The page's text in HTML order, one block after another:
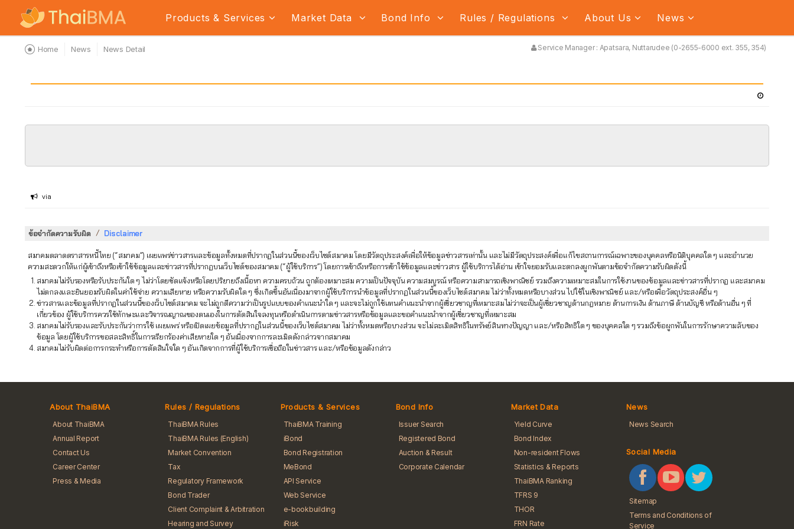
Products & Services Market Data Bond Info Rules / Regulations About Us News
Home News News Detail Service Manager : Apatsara, Nuttarudee (0-2655-6000 ext. 355, 354)
via
ข้อจำกัดความรับผิด / Disclaimer
สมาคมตลาดตราสารหนี้ไทย (“สมาคม”) เผยแพร่ข่าวสารและข้อมูลทั้งหมดที่ปรากฏในส่วนนี้ของเว็บไซต์สมาคม โดยมีวัตถุประสงค์เพื่อให้ข้อมูลข่าวสารเท่านั้น และไม่มีวัตถุประสงค์เพื่อแก้ไขสถานการณ์เฉพาะของบุคคลหรือนิติบุคคลใด ๆ และอำนวย
ความสะดวกให้แก่ผู้เข้าถึงหรือเข้าใช้ข้อมูลและข่าวสารที่ปรากฏบนเว็บไซต์ของสมาคม (“ผู้ใช้บริการ”) โดยการเข้าถึงหรือการเข้าใช้ข้อมูลและข่าวสาร ผู้ใช้บริการได้อ่าน เข้าใจยอมรับและตกลงผูกพันตามข้อจำกัดความรับผิดดังนี้
สมาคมไม่รับรองหรือรับประกันใด ๆ ไม่ว่าโดยชัดแจ้งหรือโดยปริยายถึงเนื้อหา ความครบถ้วน ถูกต้องเหมาะสม ความเป็นปัจจุบัน ความสมบูรณ์ หรือความสามารถเชิงพาณิชย์ รวมถึงความเหมาะสมในการใช้งานของข้อมูลและข่าวสารที่ปรากฏ และสมาคม
ไม่ตกลงและยินยอมรับผิดในค่าใช้จ่าย ความเสียหาย หรือความรับผิดใด ๆ ซึ่งเกิดขึ้นอันเนื่องมาจากผู้ใช้บริการนำข้อมูลที่ปรากฏในส่วนนี้ของเว็บไซต์สมาคม ไม่ว่าทั้งหมดหรือบางส่วน ไปใช้ในเชิงพาณิชย์ และ/หรือเพื่อวัตถุประสงค์อื่น ๆ
ข่าวสารและข้อมูลที่ปรากฏในส่วนนี้ของเว็บไซต์สมาคม จะไม่ถูกตีความว่าเป็นรูปแบบของคำแนะนำใด ๆ และจะไม่ถูกใช้แทนคำแนะนำจากผู้เชี่ยวชาญที่เหมาะสมไม่ว่าจะเป็นผู้เชี่ยวชาญด้านกฎหมาย ด้านการเงิน ด้านภาษี ด้านบัญชี หรือด้านอื่น ๆ ที่
เกี่ยวข้อง ผู้ใช้บริการควรใช้ทักษะและวิจารณญาณของตนเองในการตัดสินใจลงทุนหรือดำเนินการตามข่าวสารหรือข้อมูลและขอคำแนะนำจากผู้เชี่ยวชาญที่เหมาะสม
สมาคมไม่รับรองและรับประกันว่าการใช้ เผยแพร่ หรือเปิดเผยข้อมูลที่ปรากฏในส่วนนี้ของเว็บไซต์สมาคม ไม่ว่าทั้งหมดหรือบางส่วน จะไม่ละเมิดสิทธิในทรัพย์สินทางปัญญา และ/หรือสิทธิใด ๆ ของบุคคลใด ๆ รวมถึงข้อผูกพันในการรักษาความลับของ
ข้อมูล โดยผู้ใช้บริการขอสละสิทธิ์ในการเรียกร้องค่าเสียหายใด ๆ อันเนื่องจากการละเมิดดังกล่าวจากสมาคม
สมาคมไม่รับผิดต่อการกระทำหรือการตัดสินใจใด ๆ อันเกิดจากการที่ผู้ใช้บริการเชื่อถือในข่าวสาร และ/หรือข้อมูลดังกล่าว
About ThaiBMA
About ThaiBMA
Annual Report
Contact Us
Career Center
Press & Media
Rules / Regulations
ThaiBMA Rules
ThaiBMA Rules (English)
Market Convention
Tax
Regulatory Framework
Bond Trader
Client Complaint & Arbitration
Hearing and Survey
Products & Services
ThaiBMA Training
iBond
Bond Registration
MeBond
API Service
Web Service
e-bookbuilding
iRisk
Bond Info
Issuer Search
Registered Bond
Auction & Result
Corporate Calendar
Market Data
Yield Curve
Bond Index
Non-resident Flows
Statistics & Reports
ThaiBMA Ranking
TFRS 9
THOR
FRN Rate
News
News Search
Social Media
Sitemap
Terms and Conditions of
Service